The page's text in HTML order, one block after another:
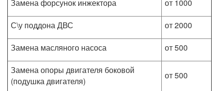
Замена форсунок инжектора
от 1000
С\у поддона ДВС
от 2000
Замена масляного насоса
от 500
Замена опоры двигателя боковой
(подушка двигателя)
от 500